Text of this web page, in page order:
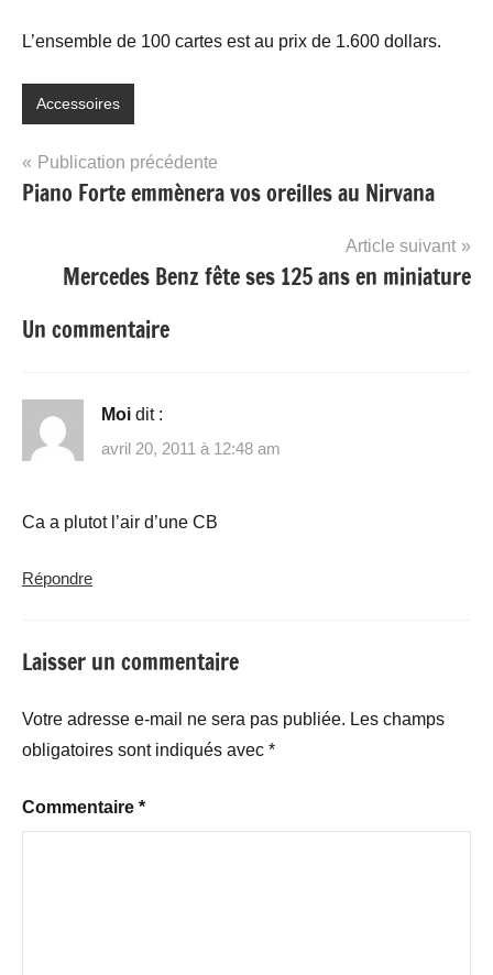
L’ensemble de 100 cartes est au prix de 1.600 dollars.
Accessoires
Navigation
de
Publication précédente
Piano Forte emmènera vos oreilles au Nirvana
Article suivant
Mercedes Benz fête ses 125 ans en miniature
Un commentaire
Moi dit :
avril 20, 2011 à 12:48 am
Ca a plutot l’air d’une CB
Répondre
Laisser un commentaire
Votre adresse e-mail ne sera pas publiée. Les champs
obligatoires sont indiqués avec *
Commentaire *